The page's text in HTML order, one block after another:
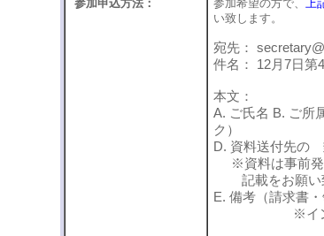
参加申込方法： 参加希望の方で、 上
い致します。
宛先：
件名： 12月7日第
本文：
A. ご氏名 B. ご
ク）
D. 資料送付先の
※資料は事前発
記載をお願い
E. 備考（請求書
※インボイス